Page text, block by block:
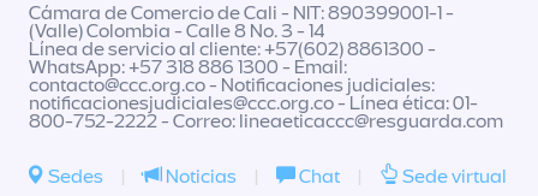
Cámara de Comercio de Cali - NIT: 890399001-1 -
(Valle) Colombia - Calle 8 No. 3 - 14
Línea de servicio al cliente: +57(602) 8861300 -
WhatsApp: +57 318 886 1300 - Email:
contacto@ccc.org.co- Notificaciones judiciales:
notificacionesjudiciales@ccc.org.co- Línea ética: 01-
800-752-2222 - Correo: lineaeticaccc@resguarda.com
Sedes | Noticias | Chat | Sede virtual